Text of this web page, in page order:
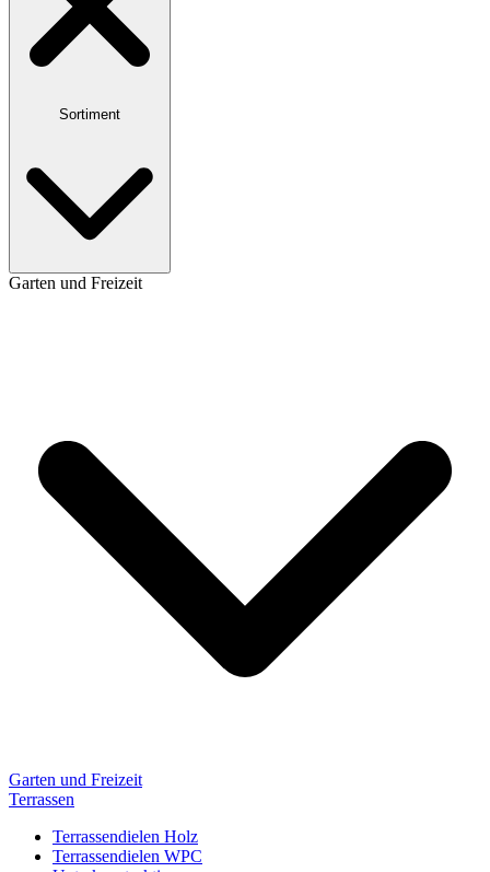
Sortiment
Garten und Freizeit
Garten und Freizeit
Terrassen
Terrassendielen Holz
Terrassendielen WPC